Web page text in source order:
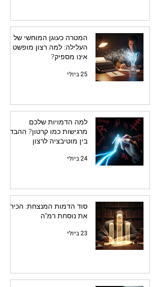
המטרה כעוגן המוחשי של
העלילה: למה רצון מופשט
אינו מספיק?
25 ביולי
למה הדמויות שלכם
מרגישות כמו קרטון? ההבדל
בין מוטיבציה לרצון
24 ביולי
סוד הדמות המנצחת: הכירו
את נוסחת רמ"ה
23 ביולי